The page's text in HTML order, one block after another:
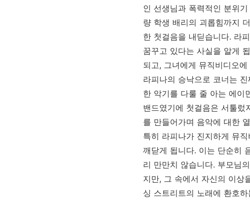
인 선생님과 폭력적인 분위
량 학생 배리의 괴롭힘까지
한 첫걸음을 내딛습니다. 라
꿈꾸고 있다는 사실을 알게
되고, 그녀에게 뮤직비디오
라피나의 승낙으로 코너는
한 악기를 다룰 줄 아는 에이
밴드였기에 첫걸음은 서툴렀
를 만들어가며 음악에 대한
특히 라피나가 진지하게 뮤
깨닫게 됩니다. 이는 단순히
리 만만치 않습니다. 부모님
지만, 그 속에서 자신의 이상
싱 스트리트의 노래에 환호